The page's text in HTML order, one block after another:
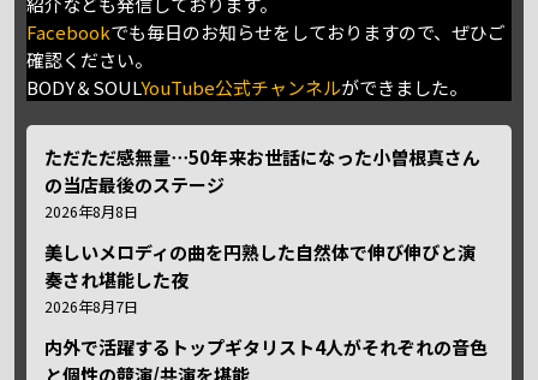
Facebookでも毎日のお知らせをしておりますので、ぜひご
確認ください。
BODY＆SOULYouTube公式チャンネルができました。
ただただ感無量⋯50年来お世話になった小曽根真さん
の当店最後のステージ
2026年8月8日
美しいメロディの曲を円熟した自然体で伸び伸びと演
奏され堪能した夜
2026年8月7日
内外で活躍するトップギタリスト4人がそれぞれの音色
と個性の競演/共演を堪能